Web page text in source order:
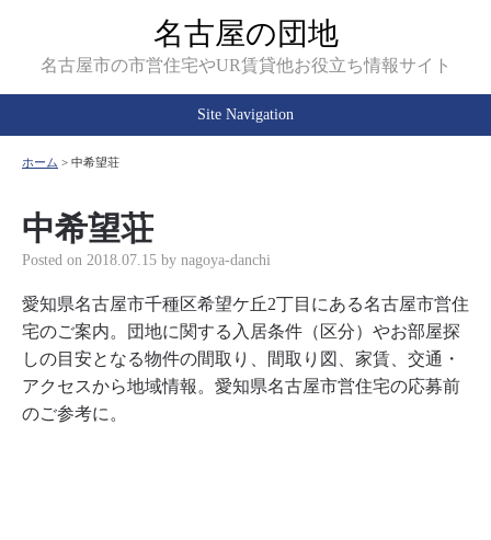
名古屋の団地
名古屋市の市営住宅やUR賃貸他お役立ち情報サイト
Site Navigation
ホーム > 中希望荘
中希望荘
Posted on 2018.07.15 by nagoya-danchi
愛知県名古屋市千種区希望ケ丘2丁目にある名古屋市営住
宅のご案内。団地に関する入居条件（区分）やお部屋探
しの目安となる物件の間取り、間取り図、家賃、交通・
アクセスから地域情報。愛知県名古屋市営住宅の応募前
のご参考に。